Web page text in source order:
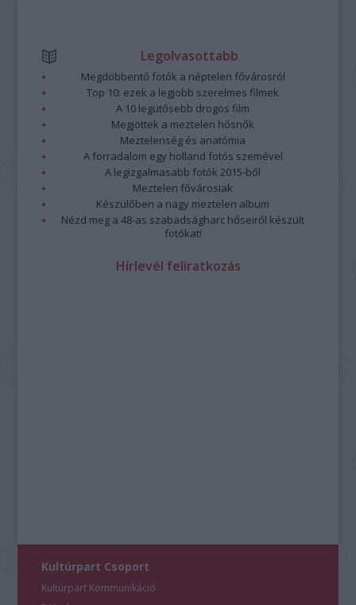
Legolvasottabb
Megdöbbentő fotók a néptelen fővárosról
Top 10: ezek a legjobb szerelmes filmek
A 10 legütősebb drogos film
Megjöttek a meztelen hősnők
Meztelenség és anatómia
A forradalom egy holland fotós szemével
A legizgalmasabb fotók 2015-ből
Meztelen fővárosiak
Készülőben a nagy meztelen album
Nézd meg a 48-as szabadságharc hőseiről készült
fotókat!
Hírlevél feliratkozás
Kultúrpart Csoport
Kultúrpart Kommunikáció